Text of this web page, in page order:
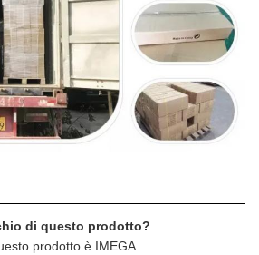
di questo prodotto?
prodotto è IMEGA.